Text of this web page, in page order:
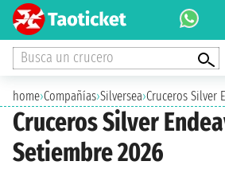
Busca un crucero
home›Compañías›Silversea›Cruceros Silver
Cruceros Silver
Setiembre 2026